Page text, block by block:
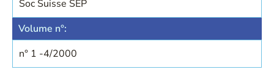
Soc Suisse SEP
Volume n°:
n° 1 -4/2000